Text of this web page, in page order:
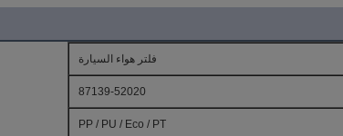
فلتر هواء السيارة
87139-52020
PP / PU / Eco / PT